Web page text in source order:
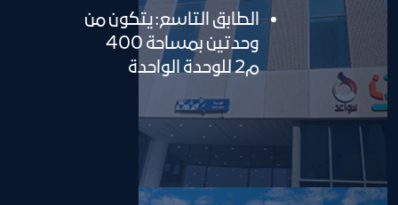
الطابق التاسع: يتكون من
وحدتين بمساحة 400
م2 للوحدة الواحدة